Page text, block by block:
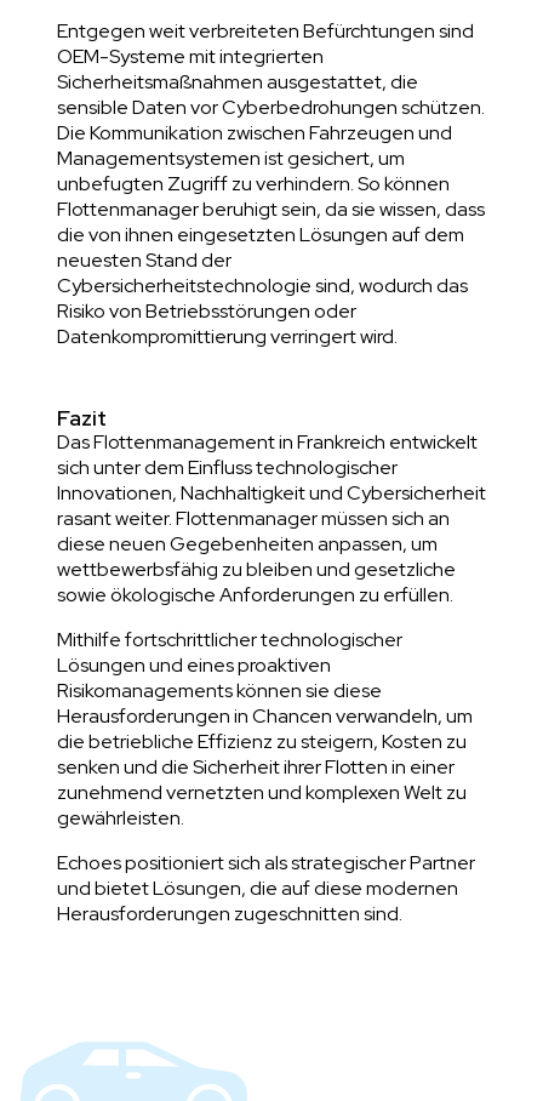
Entgegen weit verbreiteten Befürchtungen sind
OEM-Systeme mit integrierten
Sicherheitsmaßnahmen ausgestattet, die
sensible Daten vor Cyberbedrohungen schützen.
Die Kommunikation zwischen Fahrzeugen und
Managementsystemen ist gesichert, um
unbefugten Zugriff zu verhindern. So können
Flottenmanager beruhigt sein, da sie wissen, dass
die von ihnen eingesetzten Lösungen auf dem
neuesten Stand der
Cybersicherheitstechnologie sind, wodurch das
Risiko von Betriebsstörungen oder
Datenkompromittierung verringert wird.
Fazit
Das Flottenmanagement in Frankreich entwickelt
sich unter dem Einfluss technologischer
Innovationen, Nachhaltigkeit und Cybersicherheit
rasant weiter. Flottenmanager müssen sich an
diese neuen Gegebenheiten anpassen, um
wettbewerbsfähig zu bleiben und gesetzliche
sowie ökologische Anforderungen zu erfüllen.
Mithilfe fortschrittlicher technologischer
Lösungen und eines proaktiven
Risikomanagements können sie diese
Herausforderungen in Chancen verwandeln, um
die betriebliche Effizienz zu steigern, Kosten zu
senken und die Sicherheit ihrer Flotten in einer
zunehmend vernetzten und komplexen Welt zu
gewährleisten.
Echoes positioniert sich als strategischer Partner
und bietet Lösungen, die auf diese modernen
Herausforderungen zugeschnitten sind.